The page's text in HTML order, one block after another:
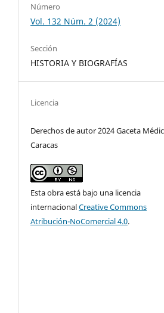
Número
Vol. 132 Núm. 2 (2024)
Sección
HISTORIA Y BIOGRAFÍAS
Licencia
Derechos de autor 2024 Gaceta
Caracas
Esta obra está bajo una licencia
internacionalCreative Commons
Atribución-NoComercial 4.0.